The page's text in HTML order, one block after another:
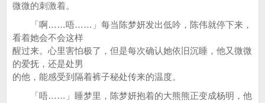
微微的刺激着。
「啊……唔……」每当陈梦妍发出低吟，陈伟就停下来，
看着她会不会这样
醒过来。心里害怕极了，但是每次确认她依旧沉睡，他又微微
的爱抚，还是处男
的他，能感受到隔着裤子秘处传来的温度。
「唔……」睡梦里，陈梦妍抱着的大熊熊正变成杨明，他